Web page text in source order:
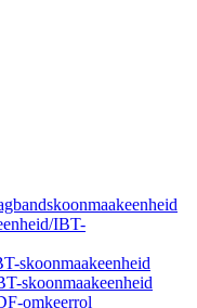
IBT-
skoonmaakeenheid
skoonmaakeenheid
omkeerrol